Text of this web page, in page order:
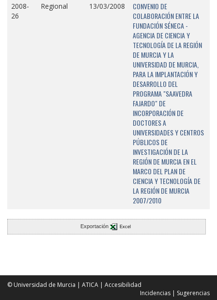
2008-
26
Regional 13/03/2008
CONVENIO DE
COLABORACIÓN ENTRE LA
FUNDACIÓN SÉNECA -
AGENCIA DE CIENCIA Y
TECNOLOGÍA DE LA REGIÓN
DE MURCIA Y LA
UNIVERSIDAD DE MURCIA,
PARA LA IMPLANTACIÓN Y
DESARROLLO DEL
PROGRAMA "SAAVEDRA
FAJARDO" DE
INCORPORACIÓN DE
DOCTORES A
UNIVERSIDADES Y CENTROS
PÚBLICOS DE
INVESTIGACIÓN DE LA
REGIÓN DE MURCIA EN EL
MARCO DEL PLAN DE
CIENCIA Y TECNOLOGÍA DE
LA REGIÓN DE MURCIA
2007/2010
Exportación Excel
© Universidad de Murcia | ATICA | Accesibilidad
Incidencias | Sugerencias